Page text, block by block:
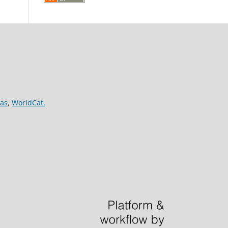
, WorldCat.